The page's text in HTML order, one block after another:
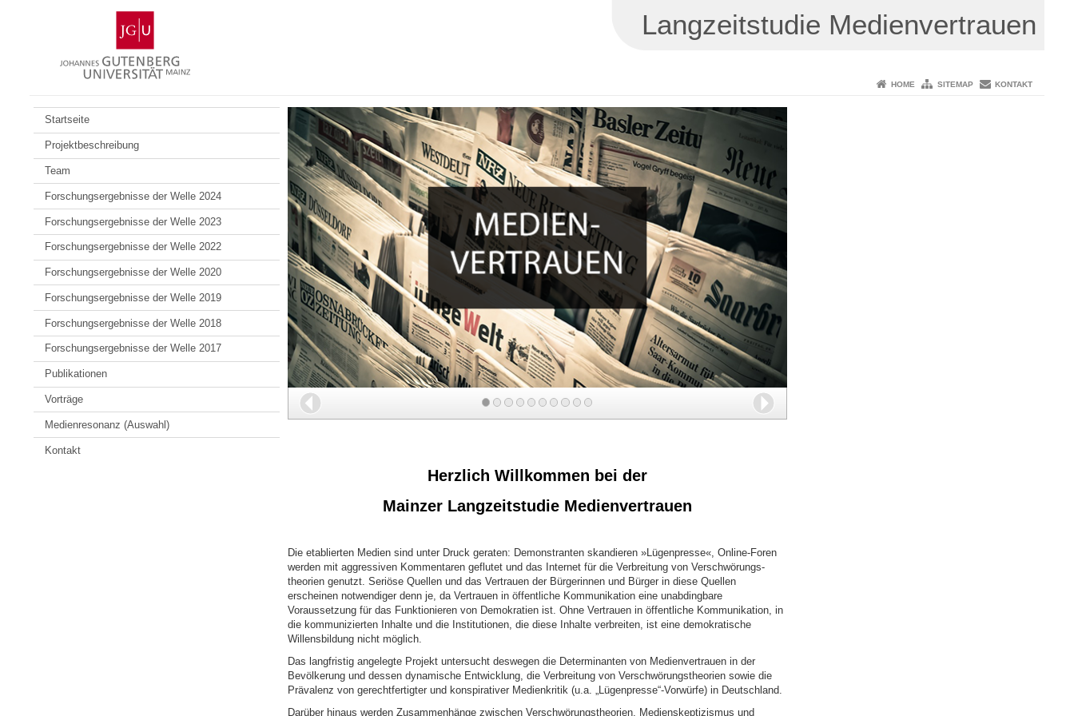
Gutenberg-
Universität
Mainz
Langzeitstudie Medienvertrauen
HOME SITEMAP KONTAKT
Startseite
Projektbeschreibung
Team
Forschungsergebnisse der Welle 2024
Forschungsergebnisse der Welle 2023
Forschungsergebnisse der Welle 2022
Forschungsergebnisse der Welle 2020
Forschungsergebnisse der Welle 2019
Forschungsergebnisse der Welle 2018
Forschungsergebnisse der Welle 2017
Publikationen
Vorträge
Medienresonanz (Auswahl)
Kontakt
Zurück Weiter
Herzlich Willkommen bei der
Mainzer Langzeitstudie Medienvertrauen
Die etablierten Medien sind unter Druck geraten: Demonstranten skandieren »Lügenpresse«, Online-Foren
werden mit aggressiven Kommentaren geflutet und das Internet für die Verbreitung von Verschwörungs-
theorien genutzt. Seriöse Quellen und das Vertrauen der Bürgerinnen und Bürger in diese Quellen
erscheinen notwendiger denn je, da Vertrauen in öffentliche Kommunikation eine unabdingbare
Voraussetzung für das Funktionieren von Demokratien ist. Ohne Vertrauen in öffentliche Kommunikation, in
die kommunizierten Inhalte und die Institutionen, die diese Inhalte verbreiten, ist eine demokratische
Willensbildung nicht möglich.
Das langfristig angelegte Projekt untersucht deswegen die Determinanten von Medienvertrauen in der
Bevölkerung und dessen dynamische Entwicklung, die Verbreitung von Verschwörungstheorien sowie die
Prävalenz von gerechtfertigter und konspirativer Medienkritik (u.a. „Lügenpresse“-Vorwürfe) in Deutschland.
Darüber hinaus werden Zusammenhänge zwischen Verschwörungstheorien, Medienskeptizismus und